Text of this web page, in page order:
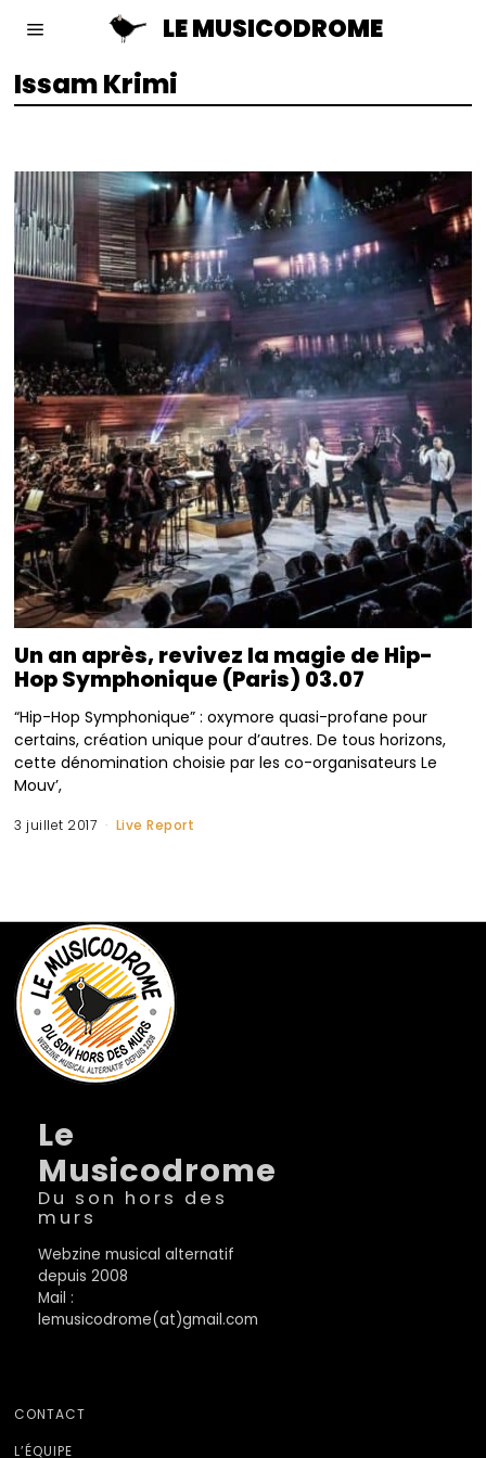
LE MUSICODROME
Issam Krimi
Un an après, revivez la magie de Hip-
Hop Symphonique (Paris) 03.07
“Hip-Hop Symphonique” : oxymore quasi-profane pour
certains, création unique pour d’autres. De tous horizons,
cette dénomination choisie par les co-organisateurs Le
Mouv’,
3 juillet 2017 Live Report
Le
Musicodrome
Du son hors des
murs
Webzine musical alternatif
depuis 2008
Mail :
lemusicodrome(at)gmail.com
CONTACT
L’ÉQUIPE